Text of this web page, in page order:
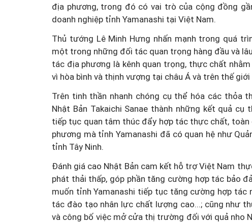
địa phương, trong đó có vai trò của cộng đồng
doanh nghiệp tỉnh Yamanashi tại Việt Nam.
Thủ tướng Lê Minh Hưng nhấn mạnh trong quá
một trong những đối tác quan trọng hàng đầu và
tác địa phương là kênh quan trọng, thực chất
vì hòa bình và thịnh vượng tại châu Á và trên thế
Trên tinh thần nhanh chóng cụ thể hóa các thỏa
Nhật Bản Takaichi Sanae thành những kết quả
tiếp tục quan tâm thúc đẩy hợp tác thực chất,
phương mà tỉnh Yamanashi đã có quan hệ như
tỉnh Tây Ninh.
Đánh giá cao Nhật Bản cam kết hỗ trợ Việt Nam
phát thải thấp, góp phần tăng cường hợp tác bảo
muốn tỉnh Yamanashi tiếp tục tăng cường hợp tác
tác đào tạo nhân lực chất lượng cao...; cũng như
và công bố việc mở cửa thị trường đối với quả nho